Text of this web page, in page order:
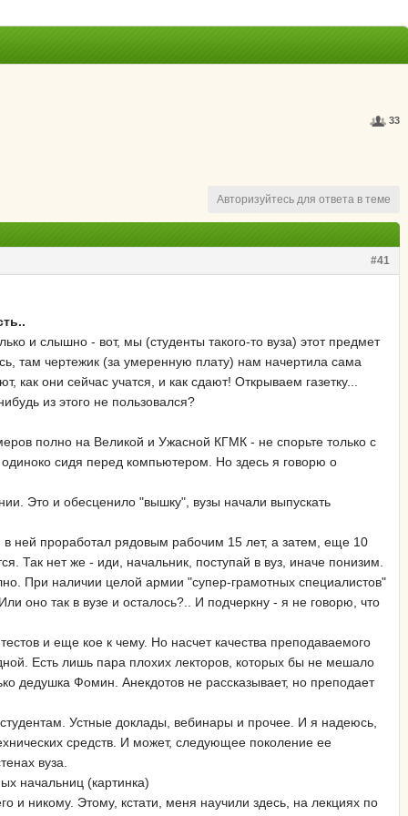
33
Авторизуйтесь для ответа в теме
#41
и слышно - вот, мы (студенты такого-то вуза) этот предмет
там чертежик (за умеренную плату) нам начертила сама
они сейчас учатся, и как сдают! Открываем газетку...
из этого не пользовался?
полно на Великой и Ужасной КГМК - не спорьте только с
сидя перед компьютером. Но здесь я говорю о
Это и обесценило "вышку", вузы начали выпускать
ней проработал рядовым рабочим 15 лет, а затем, еще 10
Так нет же - иди, начальник, поступай в вуз, иначе понизим.
При наличии целой армии "супер-грамотных специалистов"
оно так в вузе и осталось?.. И подчеркну - я не говорю, что
и еще кое к чему. Но насчет качества преподаваемого
Есть лишь пара плохих лекторов, которых бы не мешало
дедушка Фомин. Анекдотов не рассказывает, но преподает
Устные доклады, вебинары и прочее. И я надеюсь,
средств. И может, следующее поколение ее
вуза.
начальниц (картинка)
и никому. Этому, кстати, меня научили здесь, на лекциях по